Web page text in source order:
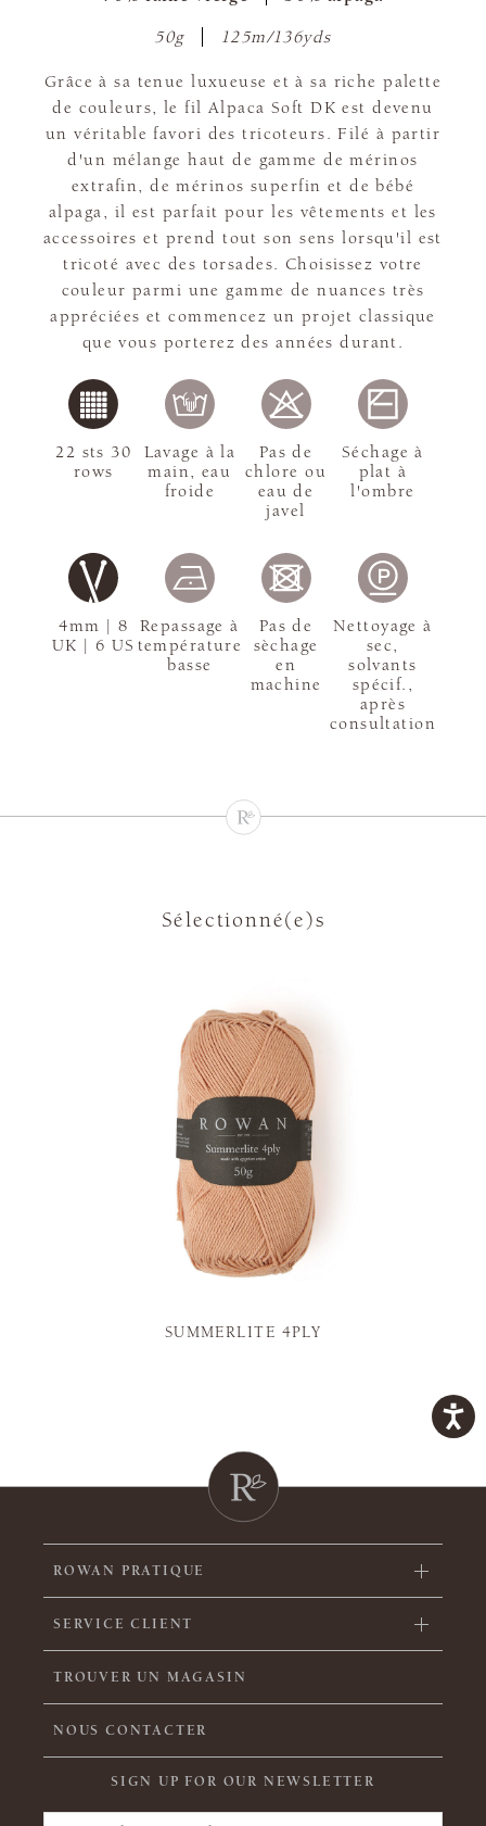
50g 125m/136yds
Grâce à sa tenue luxueuse et à sa riche palette
de couleurs, le fil Alpaca Soft DK est devenu
un véritable favori des tricoteurs. Filé à partir
d'un mélange haut de gamme de mérinos
extrafin, de mérinos superfin et de bébé
alpaga, il est parfait pour les vêtements et les
accessoires et prend tout son sens lorsqu'il est
tricoté avec des torsades. Choisissez votre
couleur parmi une gamme de nuances très
appréciées et commencez un projet classique
que vous porterez des années durant.
4mm | 8
UK | 6 US
22 sts 30
rows
Lavage à la
main, eau
froide
Pas de
chlore ou
eau de
javel
Séchage à
plat à
l'ombre
Repassage à
température
basse
Pas de
sèchage
en
machine
Nettoyage à
sec,
solvants
spécif.,
après
consultation
Sélectionné(e)s
SUMMERLITE 4PLY
ROWAN PRATIQUE
SERVICE CLIENT
TROUVER UN MAGASIN
NOUS CONTACTER
SIGN UP FOR OUR NEWSLETTER